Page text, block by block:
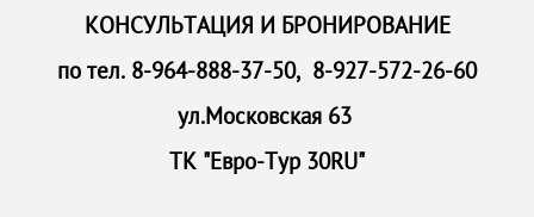
КОНСУЛЬТАЦИЯ И БРОНИРОВАНИЕ
по тел. 8-964-888-37-50, 8-927-572-26-60
ул.Московская 63
ТК "Евро-Тур 30RU"